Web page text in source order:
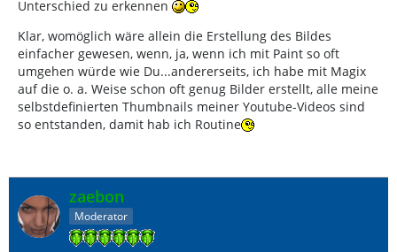
Unterschied zu erkennen
Klar, womöglich wäre allein die Erstellung des Bildes
einfacher gewesen, wenn, ja, wenn ich mit Paint so oft
umgehen würde wie Du...andererseits, ich habe mit Magix
auf die o. a. Weise schon oft genug Bilder erstellt, alle meine
selbstdefinierten Thumbnails meiner Youtube-Videos sind
so entstanden, damit hab ich Routine
zaebon
Moderator